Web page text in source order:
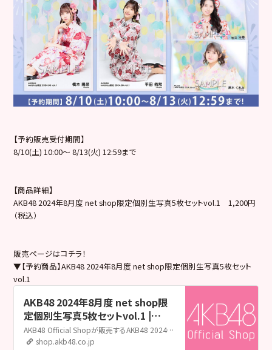
【予約販売受付期間】
8/10(土) 10:00～ 8/13(火) 12:59まで
【商品詳細】
AKB48 2024年8月度 net shop限定個別生写真5枚セットvol.1 1,200円
（税込）
販売ページはコチラ！
▼【予約商品】AKB48 2024年8月度 net shop限定個別生写真5枚セット
vol.1
AKB48 2024年8月度 net shop限
定個別生写真5枚セットvol.1 |
AKB48 Official Shop
AKB48 Official Shopが販売するAKB48 2024年8月度 net shop限定個別生写真5枚セットvol.1の販売ページです。AKB48 Official ShopはAKB48の公式通販サイトです。メンバー個別グッズやライブグッズ、生誕グッズ、生写真をはじめ、CDやDVD&Blu-rayも取扱い中！
shop.akb48.co.jp